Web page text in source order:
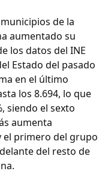
de la
aumentado su
los datos del INE
Estado del pasado
en el último
los 8.694, lo que
siendo el sexto
aumenta
el primero del grupo
del resto de